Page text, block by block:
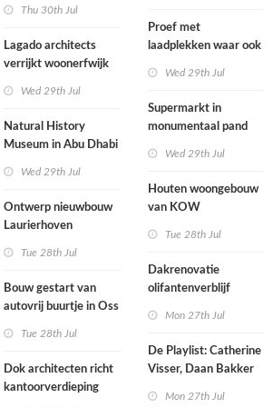
buitenruimte samen in
hart van dorp
Thu 30th Jul
Lagado architects
verrijkt woonerfwijk
huis
Wed 29th Jul
Natural History
Museum in Abu Dhabi
Wed 29th Jul
Ontwerp nieuwbouw
Laurierhoven
Tue 28th Jul
Bouw gestart van
autovrij buurtje in Oss
Tue 28th Jul
Dok architecten richt
kantoorverdieping
Proef met
laadplekken waar ook
Wed 29th Jul
Supermarkt in
monumentaal pand
Wed 29th Jul
Houten woongebouw
van KOW
herontwikkeling
ziekenhuisterrein
Tue 28th Jul
Dakrenovatie
olifantenverblijf
Mon 27th Jul
De Playlist: Catherine
Visser, Daan Bakker
Mon 27th Jul